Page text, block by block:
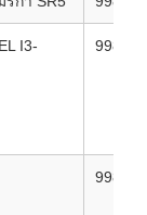
I3-